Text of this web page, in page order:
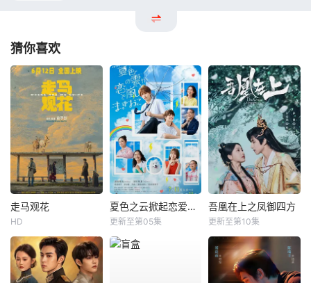
猜你喜欢
走马观花
HD
夏色之云掀起恋爱与风暴
更新至第05集
吾凰在上之凤御四方
更新至第10集